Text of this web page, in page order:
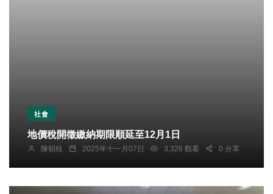
社會
地價稅開徵繳納期限順延至12月1日
陳朝枝 2025年十一月07日 3,326 觀看 0 分享